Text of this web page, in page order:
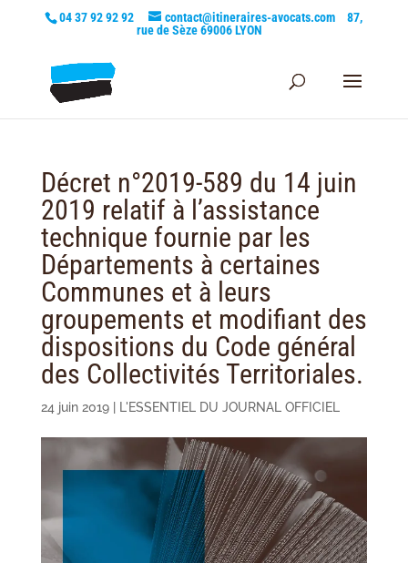
04 37 92 92 92 contact@itineraires-avocats.com
87,
rue de Sèze 69006 LYON
Décret n°2019-589 du 14 juin
2019 relatif à l’assistance
technique fournie par les
Départements à certaines
Communes et à leurs
groupements et modifiant des
dispositions du Code général
des Collectivités Territoriales.
24 juin 2019| L'ESSENTIEL DU JOURNAL OFFICIEL